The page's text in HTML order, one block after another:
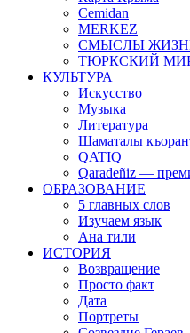
Cemidan
МERKEZ
СМЫСЛЫ
ТЮРКСКИЙ
КУЛЬТУРА
Искусство
Музыка
Литература
Шаматалы
QATIQ
Qaradeñiz —
ОБРАЗОВАНИЕ
5 главных слов
Изучаем язык
Ана тили
ИСТОРИЯ
Возвращение
Просто факт
Дата
Портреты